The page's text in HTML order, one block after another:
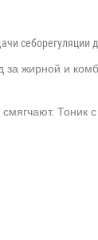
за жирной и
Тоник